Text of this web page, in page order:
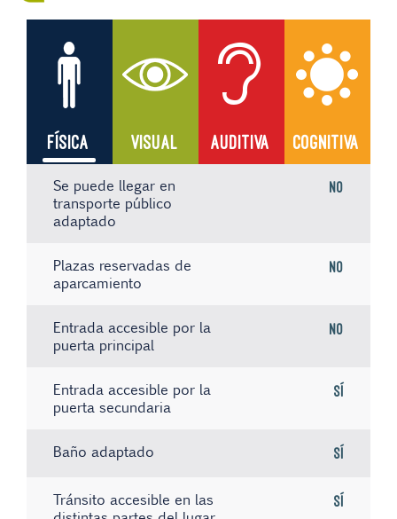
FÍSICA VISUAL AUDITIVA COGNITIVA
Se puede llegar en
transporte público
adaptado
No
Plazas reservadas de
aparcamiento
No
Entrada accesible por la
puerta principal
No
Entrada accesible por la
puerta secundaria
Sí
Baño adaptado Sí
Tránsito accesible en las
Sí